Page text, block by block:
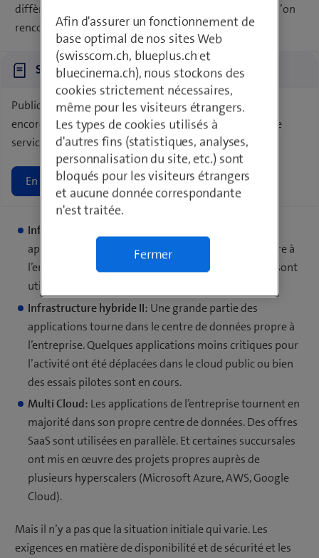
diffèrent complètement. Voici trois des scénarios que l’on
rencontre dans le monde réel:
Swisscom Cloud Services
Public Cloud, Private Cloud, solutions hybrides et plus
encore: Swisscom propose aux entreprises une offre de
services IT & cloud complète et variée.
En savoir plus
Infrastructure hybride I:
applications tourne dans le centre de données propre à
l’entreprise. Des offres SaaS comme Microsoft 365 sont
utilisées en parallèle.
Infrastructure hybride II: Une grande partie des
applications tourne dans le centre de données propre à
l’entreprise. Quelques applications moins critiques pour
l’activité ont été déplacées dans le cloud public ou bien
des essais pilotes sont en cours.
Multi Cloud: Les applications de l’entreprise tournent en
majorité dans son propre centre de données. Des offres
SaaS sont utilisées en parallèle. Et certaines succursales
ont mis en œuvre des projets propres auprès de
plusieurs hyperscalers (Microsoft Azure, AWS, Google
Cloud).
Mais il n’y a pas que la situation initiale qui varie. Les
exigences en matière de disponibilité et de sécurité et les
Afin d'assurer un fonctionnement de
base optimal de nos sites Web
(swisscom.ch, blueplus.ch et
bluecinema.ch), nous stockons des
cookies strictement nécessaires,
même pour les visiteurs étrangers.
Les types de cookies utilisés à
d'autres fins (statistiques, analyses,
personnalisation du site, etc.) sont
bloqués pour les visiteurs étrangers
et aucune donnée correspondante
n'est traitée.
Fermer